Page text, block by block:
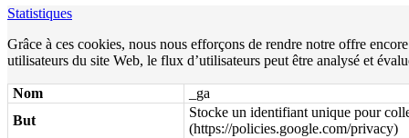
Statistiques
Grâce à ces cookies, nous nous efforçons de rendre notre offre
utilisateurs du site Web, le flux d’utilisateurs peut être analysé et
Nom
_ga
But
Stocke un identifiant unique pour
(https://policies.google.com/privacy)